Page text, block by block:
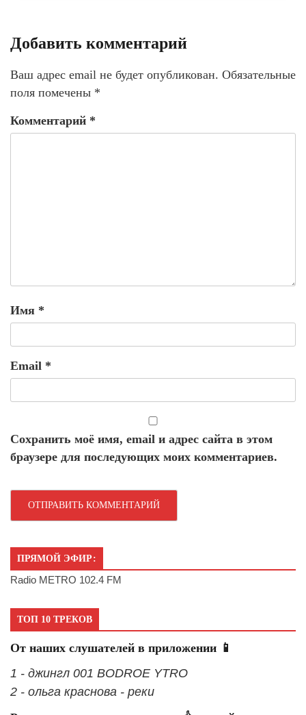
Добавить комментарий
Ваш адрес email не будет опубликован. Обязательные
поля помечены *
Комментарий *
Имя *
Email *
Сохранить моё имя, email и адрес сайта в этом
браузере для последующих моих комментариев.
ПРЯМОЙ ЭФИР:
Radio METRO 102.4 FM
ТОП 10 ТРЕКОВ
От наших слушателей в приложении 📱
1 - джингл 001 BODROE YTRO
2 - ольга краснова - реки